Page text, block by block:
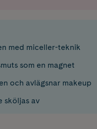
med miceller-teknik
som en magnet
och avlägsnar makeup
sköljas av